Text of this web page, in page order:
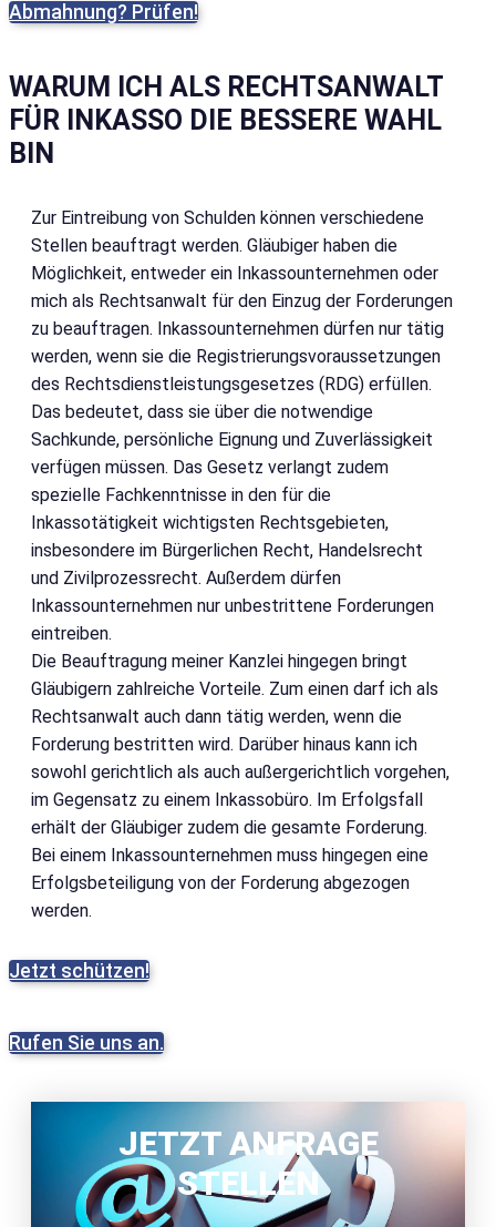
Abmahnung? Prüfen!
WARUM ICH ALS RECHTSANWALT
FÜR INKASSO DIE BESSERE WAHL
BIN
Zur Eintreibung von Schulden können verschiedene
Stellen beauftragt werden. Gläubiger haben die
Möglichkeit, entweder ein Inkassounternehmen oder
mich als Rechtsanwalt für den Einzug der Forderungen
zu beauftragen. Inkassounternehmen dürfen nur tätig
werden, wenn sie die Registrierungsvoraussetzungen
des Rechtsdienstleistungsgesetzes (RDG) erfüllen.
Das bedeutet, dass sie über die notwendige
Sachkunde, persönliche Eignung und Zuverlässigkeit
verfügen müssen. Das Gesetz verlangt zudem
spezielle Fachkenntnisse in den für die
Inkassotätigkeit wichtigsten Rechtsgebieten,
insbesondere im Bürgerlichen Recht, Handelsrecht
und Zivilprozessrecht. Außerdem dürfen
Inkassounternehmen nur unbestrittene Forderungen
eintreiben.
Die Beauftragung meiner Kanzlei hingegen bringt
Gläubigern zahlreiche Vorteile. Zum einen darf ich als
Rechtsanwalt auch dann tätig werden, wenn die
Forderung bestritten wird. Darüber hinaus kann ich
sowohl gerichtlich als auch außergerichtlich vorgehen,
im Gegensatz zu einem Inkassobüro. Im Erfolgsfall
erhält der Gläubiger zudem die gesamte Forderung.
Bei einem Inkassounternehmen muss hingegen eine
Erfolgsbeteiligung von der Forderung abgezogen
werden.
Jetzt schützen!
Rufen Sie uns an.
JETZT ANFRAGE
STELLEN